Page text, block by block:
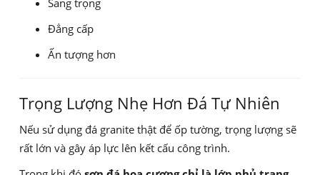
Sang trọng
Đẳng cấp
Ấn tượng hơn
Trọng Lượng Nhẹ Hơn Đá Tự Nhiên
Nếu sử dụng đá granite thật để ốp tường, trọng lượng sẽ
rất lớn và gây áp lực lên kết cấu công trình.